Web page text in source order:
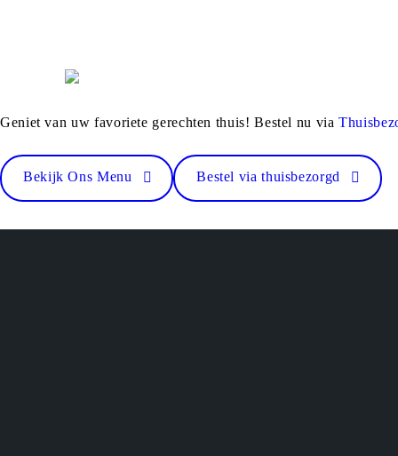
Geniet van uw favoriete gerechten thuis! Bestel nu via
Bekijk Ons Menu Bestel via thuisbezorgd